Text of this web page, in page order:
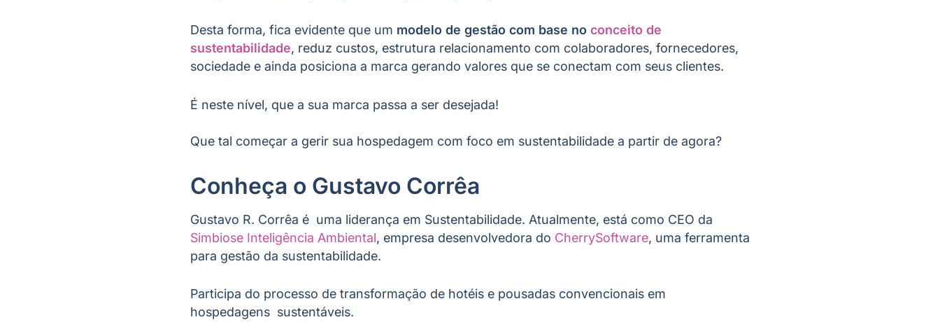
Desta forma, fica evidente que um modelo de gestão com base no conceito de
sustentabilidade, reduz custos, estrutura relacionamento com colaboradores, fornecedores,
sociedade e ainda posiciona a marca gerando valores que se conectam com seus clientes.
É neste nível, que a sua marca passa a ser desejada!
Que tal começar a gerir sua hospedagem com foco em sustentabilidade a partir de agora?
Conheça o Gustavo Corrêa
Gustavo R. Corrêa é uma liderança em Sustentabilidade. Atualmente, está como CEO da
Simbiose Inteligência Ambiental, empresa desenvolvedora do CherrySoftware, uma ferramenta
para gestão da sustentabilidade.
Participa do processo de transformação de hotéis e pousadas convencionais em
hospedagens sustentáveis.